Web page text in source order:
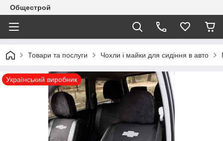
Общестрой
Товари та послуги Чохли і майки для сидіння в авто
Український виробник